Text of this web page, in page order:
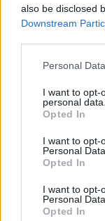
also be disclosed
Downstream
Please note that
not limited to
grant or deny
use your data for
consent section.
Personal
I want to opt-
personal data.
Opted In
I want to opt-
Personal Data.
Opted In
I want to opt-
Personal
Opted In